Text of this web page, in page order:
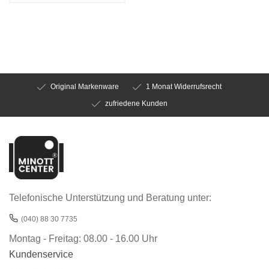
Original Markenware
1 Monat Widerrufsrecht
zufriedene Kunden
Telefonische Unterstützung und Beratung unter:
(040) 88 30 7735
Montag - Freitag: 08.00 - 16.00 Uhr
Kundenservice